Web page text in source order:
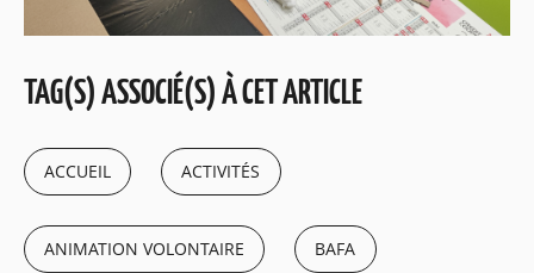
TAG(S) ASSOCIÉ(S) À CET ARTICLE
ACCUEIL ACTIVITÉS
ANIMATION VOLONTAIRE BAFA